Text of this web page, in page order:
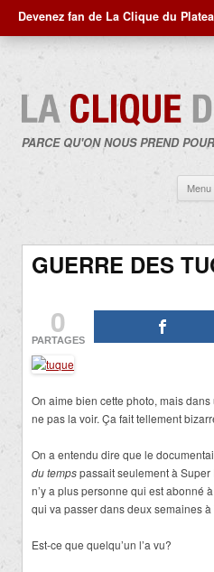
Devenez fan de La Clique du
PARCE QU'ON NOUS PREND
Menu
GUERRE DES
0
PARTAGES
On aime bien cette photo, mais
ne pas la voir. Ça fait tellement
On a entendu dire que le
du tempspassait seulement à
n’y a plus personne qui est abonné
qui va passer dans deux semaines à
Est-ce que quelqu’un l’a vu?